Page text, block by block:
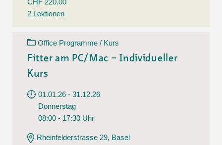
CHF 220.00
2 Lektionen
Office Programme / Kurs
Fitter am PC/Mac – Individueller
Kurs
01.01.26 - 31.12.26
Donnerstag
08:00 - 17:30 Uhr
Rheinfelderstrasse 29, Basel